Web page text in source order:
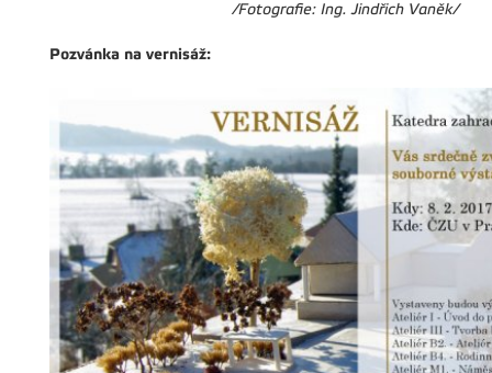
/Fotografie: Ing. Jindřich Vaněk/
Pozvánka na vernisáž: